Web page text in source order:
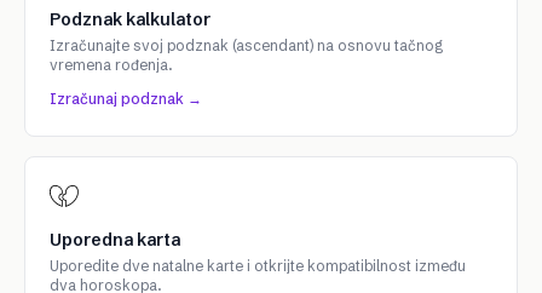
Podznak kalkulator
Izračunajte svoj podznak (ascendant) na osnovu tačnog
vremena rođenja.
Izračunaj podznak →
Uporedna karta
Uporedite dve natalne karte i otkrijte kompatibilnost između
dva horoskopa.